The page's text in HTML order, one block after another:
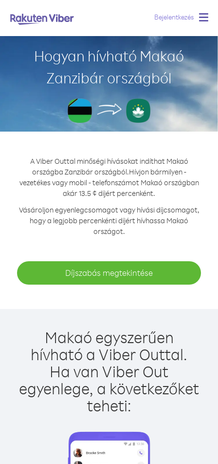
Bejelentkezés
Hogyan hívható Makaó
Zanzibár országból
A Viber Outtal minőségi hívásokat indíthat Makaó
országba Zanzibár országból.Hívjon bármilyen -
vezetékes vagy mobil - telefonszámot Makaó országban
akár 13.5 ¢ díjért percenként.
Vásároljon egyenlegcsomagot vagy hívási díjcsomagot,
hogy a legjobb percenkénti díjért hívhassa Makaó
országot.
Díjszabás megtekintése
Makaó egyszerűen
hívható a Viber Outtal.
Ha van Viber Out
egyenlege, a következőket
teheti: